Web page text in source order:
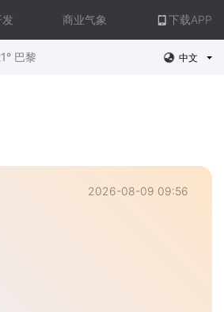
商业气象 下载APP
巴黎 中文
2026-08-09 09:56